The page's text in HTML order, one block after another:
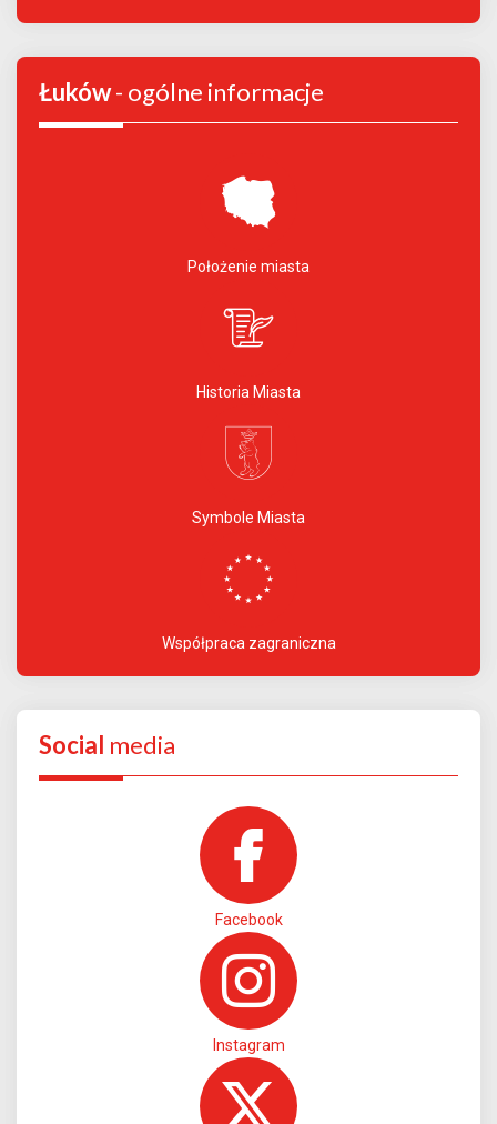
Łuków- ogólne informacje
Położenie miasta
Historia Miasta
Symbole Miasta
Współpraca zagraniczna
Social media
Facebook
Instagram